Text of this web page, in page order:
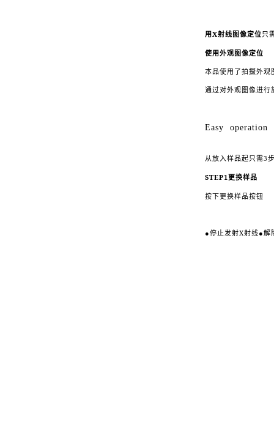
用 X射线图像定位只
使用外观图像定位
本品使用了拍摄外观
通过对外观图像进行
Easy operation
从放入样品起只需3
STEP1更换样品
按下更换样品按钮
●停止发射X射线●解